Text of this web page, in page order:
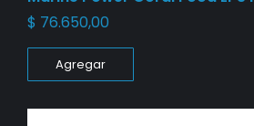
$ 76.650,00
Agregar